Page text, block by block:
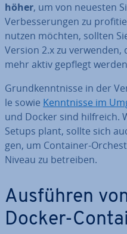
höher, um von neuesten
Ver­bes­se­run­gen zu
nutzen möchten, sollten
Version 2.x zu
mehr aktiv gepflegt
Grund­kennt­nis­se in der
le sowie Kennt­nis­se im
und Docker sind hilfreich.
Setups plant, sollte sich
gen, um Container-
Niveau zu betreiben.
Ausführen
Docker-